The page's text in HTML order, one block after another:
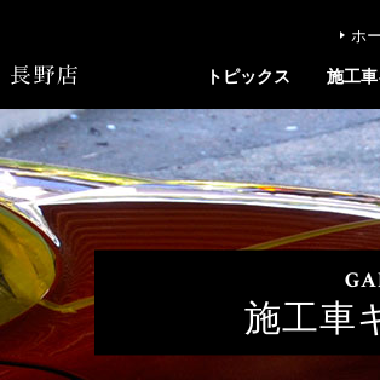
ホ
トピックス 施工
施工車